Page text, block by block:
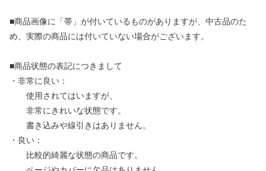
■商品画像に「帯」が付いているものがありますが、中古品のた
め、実際の商品には付いていない場合がございます。
■商品状態の表記につきまして
・非常に良い：
使用されてはいますが、
非常にきれいな状態です。
書き込みや線引きはありません。
・良い：
比較的綺麗な状態の商品です。